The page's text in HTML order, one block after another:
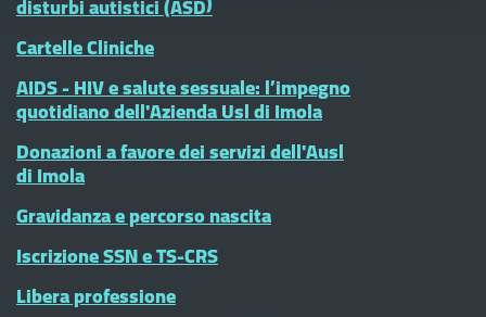
Cartelle Cliniche
AIDS - HIV e salute sessuale: l’impegno
quotidiano dell'Azienda Usl di Imola
Donazioni a favore dei servizi dell'Ausl
di Imola
Gravidanza e percorso nascita
Iscrizione SSN e TS-CRS
Libera professione